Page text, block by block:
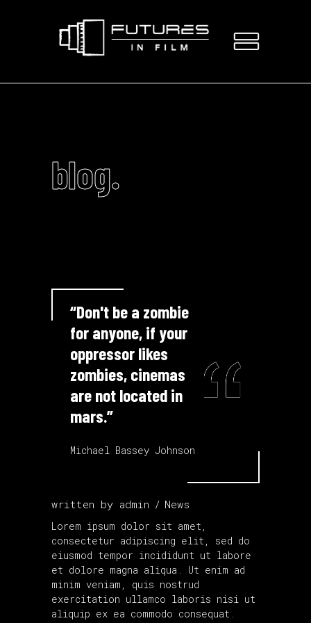
blog.
“Don't be a zombie
for anyone, if your
oppressor likes
zombies, cinemas
are not located in
mars.”
Michael Bassey Johnson
written by admin News
Lorem ipsum dolor sit amet,
consectetur adipiscing elit, sed do
eiusmod tempor incididunt ut labore
et dolore magna aliqua. Ut enim ad
minim veniam, quis nostrud
exercitation ullamco laboris nisi ut
aliquip ex ea commodo consequat.